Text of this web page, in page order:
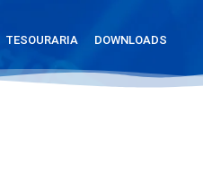
TESOURARIA DOWNLOADS